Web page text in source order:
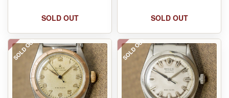
SOLD OUT SOLD OUT
SOLD OUT SOLD OUT